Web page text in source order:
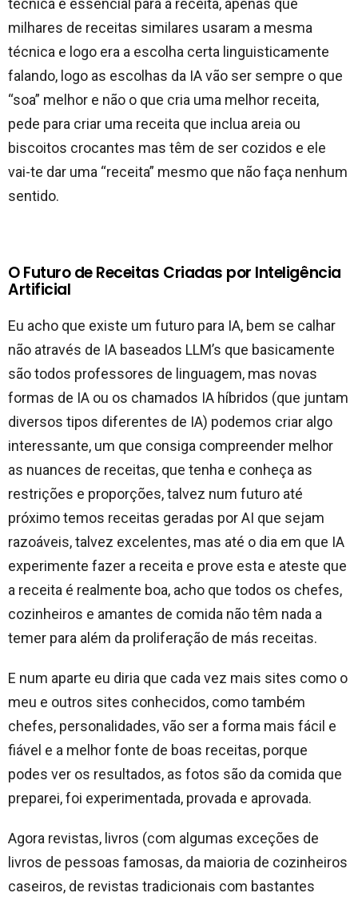
técnica é essencial para a receita, apenas que
milhares de receitas similares usaram a mesma
técnica e logo era a escolha certa linguisticamente
falando, logo as escolhas da IA vão ser sempre o que
“soa” melhor e não o que cria uma melhor receita,
pede para criar uma receita que inclua areia ou
biscoitos crocantes mas têm de ser cozidos e ele
vai-te dar uma “receita” mesmo que não faça nenhum
sentido.
O Futuro de Receitas Criadas por Inteligência
Artificial
Eu acho que existe um futuro para IA, bem se calhar
não através de IA baseados LLM’s que basicamente
são todos professores de linguagem, mas novas
formas de IA ou os chamados IA híbridos (que juntam
diversos tipos diferentes de IA) podemos criar algo
interessante, um que consiga compreender melhor
as nuances de receitas, que tenha e conheça as
restrições e proporções, talvez num futuro até
próximo temos receitas geradas por AI que sejam
razoáveis, talvez excelentes, mas até o dia em que IA
experimente fazer a receita e prove esta e ateste que
a receita é realmente boa, acho que todos os chefes,
cozinheiros e amantes de comida não têm nada a
temer para além da proliferação de más receitas.
E num aparte eu diria que cada vez mais sites como o
meu e outros sites conhecidos, como também
chefes, personalidades, vão ser a forma mais fácil e
fiável e a melhor fonte de boas receitas, porque
podes ver os resultados, as fotos são da comida que
preparei, foi experimentada, provada e aprovada.
Agora revistas, livros (com algumas exceções de
livros de pessoas famosas, da maioria de cozinheiros
caseiros, de revistas tradicionais com bastantes